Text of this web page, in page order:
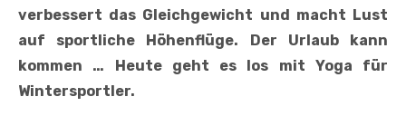
verbessert das Gleichgewicht und macht Lust
auf sportliche Höhenflüge. Der Urlaub kann
kommen … Heute geht es los mit Yoga für
Wintersportler.